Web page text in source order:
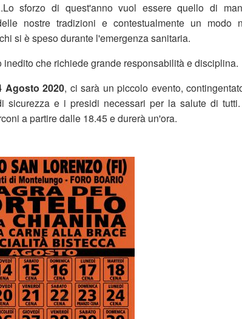
sforzo di quest'anno vuol essere quello di
nostre tradizioni e contestualmente un modo
si è speso durante l'emergenza sanitaria.
inedito che richiede grande responsabilità e disciplina.
Agosto 2020, ci sarà un piccolo evento,
sicurezza e i presidi necessari per la salute di
a partire dalle 18.45 e durerà un'ora.